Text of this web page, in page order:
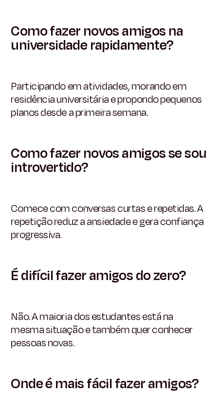
Como fazer novos amigos na
universidade rapidamente?
Participando em atividades, morando em
residência universitária e propondo pequenos
planos desde a primeira semana.
Como fazer novos amigos se sou
introvertido?
Comece com conversas curtas e repetidas. A
repetição reduz a ansiedade e gera confiança
progressiva.
É difícil fazer amigos do zero?
Não. A maioria dos estudantes está na
mesma situação e também quer conhecer
pessoas novas.
Onde é mais fácil fazer amigos?